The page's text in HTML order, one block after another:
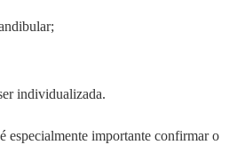
individualizada.
especialmente importante confirmar o